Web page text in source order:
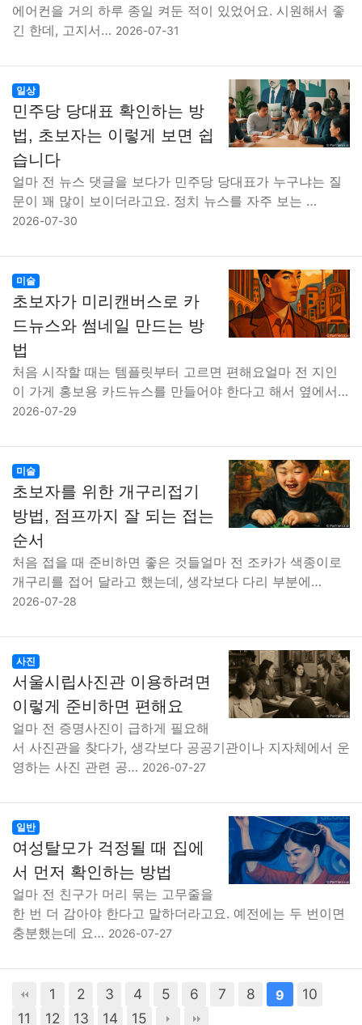
에어컨을 거의 하루 종일 켜둔 적이 있었어요. 시원해서 좋
긴 한데, 고지서… 2026-07-31
일상
민주당 당대표 확인하는 방
법, 초보자는 이렇게 보면 쉽
습니다
얼마 전 뉴스 댓글을 보다가 민주당 당대표가 누구냐는 질
문이 꽤 많이 보이더라고요. 정치 뉴스를 자주 보는 …
2026-07-30
미술
초보자가 미리캔버스로 카
드뉴스와 썸네일 만드는 방
법
처음 시작할 때는 템플릿부터 고르면 편해요얼마 전 지인
이 가게 홍보용 카드뉴스를 만들어야 한다고 해서 옆에서…
2026-07-29
미술
초보자를 위한 개구리접기
방법, 점프까지 잘 되는 접는
순서
처음 접을 때 준비하면 좋은 것들얼마 전 조카가 색종이로
개구리를 접어 달라고 했는데, 생각보다 다리 부분에…
2026-07-28
사진
서울시립사진관 이용하려면
이렇게 준비하면 편해요
얼마 전 증명사진이 급하게 필요해
서 사진관을 찾다가, 생각보다 공공기관이나 지자체에서 운
영하는 사진 관련 공… 2026-07-27
일반
여성탈모가 걱정될 때 집에
서 먼저 확인하는 방법
얼마 전 친구가 머리 묶는 고무줄을
한 번 더 감아야 한다고 말하더라고요. 예전에는 두 번이면
충분했는데 요… 2026-07-27
1 2 3 4 5 6 7 8 9
10
11
12 13 14 15